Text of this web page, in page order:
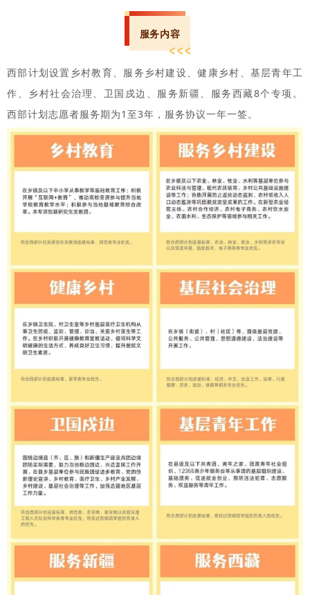
服务内容
西部计划设置乡村教育、服务乡村建设、健康乡村、基层青年工
作、乡村社会治理、卫国戍边、服务新疆、服务西藏8个专项。
西部计划志愿者服务期为1至3年，服务协议一年一签。